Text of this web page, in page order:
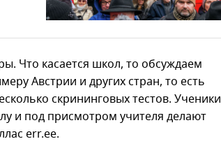
Что касается школ, то обсуждаем
Австрии и других стран, то есть
скрининговых тестов. Ученики
и под присмотром учителя делают
err.ee.